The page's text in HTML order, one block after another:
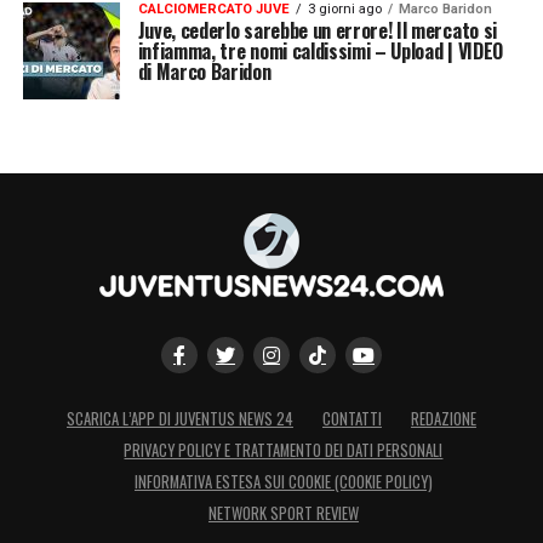
CALCIOMERCATO JUVE 3 giorni ago Marco Baridon
Juve, cederlo sarebbe un errore! Il mercato si
infiamma, tre nomi caldissimi – Upload | VIDEO
di Marco Baridon
SCARICA L’APP DI JUVENTUS NEWS 24 CONTATTI
REDAZIONE
PRIVACY POLICY E TRATTAMENTO DEI DATI PERSONALI
INFORMATIVA ESTESA SUI COOKIE (COOKIE POLICY)
NETWORK SPORT REVIEW